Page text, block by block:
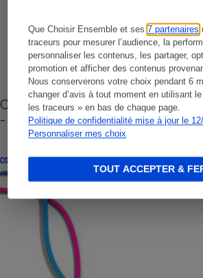
Que Choisir Ensemble et ses7 partenaires
traceurs pour mesurer l’audience, la
personnaliser les contenus, les partager,
promotion et afficher des contenus
Nous conserverons votre choix pendant 6
changer d’avis à tout moment en utilisant
les traceurs » en bas de chaque page.
Politique de confidentialité mise à jour le
Personnaliser mes choix
TOUT ACCEPTER &
Cafetière à capsules zéro déchet
- Premières impressions
CONSEILS